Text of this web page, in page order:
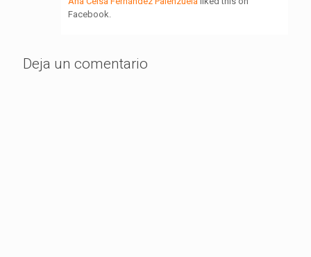
Facebook.
Deja un comentario